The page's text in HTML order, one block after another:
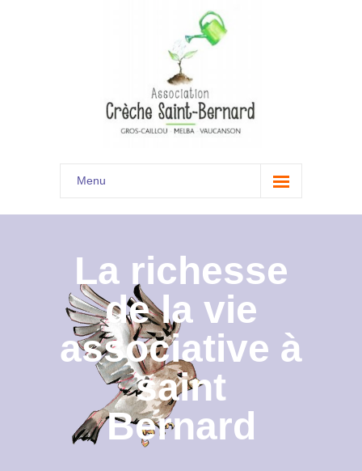
Menu
Accueil
Présentation
Documents
Les menus à venir
Contact
Archives du blog
La richesse
de la vie
associative à
saint
Bernard